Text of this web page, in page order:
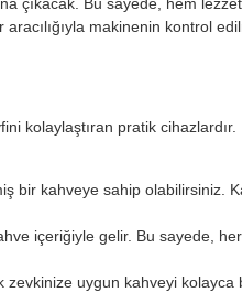
makinenin kontrol
kolaylaştıran pratik
bir kahveye sahip olabilirsiniz.
içeriğiyle gelir. Bu sayede,
uygun kahveyi kolayca